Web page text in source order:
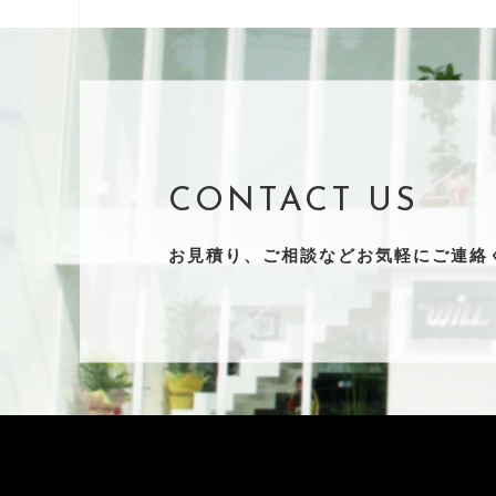
CONTACT US
お見積り、ご相談など お気軽にご連絡